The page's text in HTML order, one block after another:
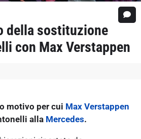
della sostituzione
con Max Verstappen
motivo per cui Max Verstappen
alla Mercedes.